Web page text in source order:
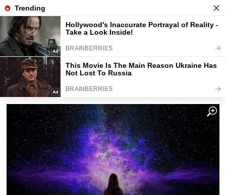
Fajntip.cz Horoskopy a zvěrokruhy
Denní horoskop na středu
28.1.2026: Oceňte jemné energie,
které vás obklopují